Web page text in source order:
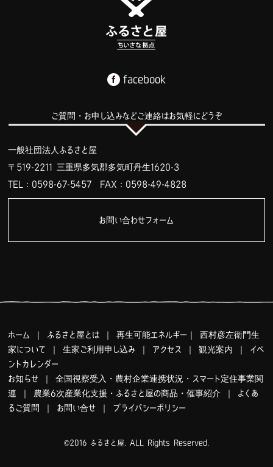
facebook
ご質問・お申し込みなどご連絡はお気軽にどうぞ
一般社団法人ふるさと屋
〒519-2211 三重県多気郡多気町丹生1620-3
TEL：0598-67-5457 FAX：0598-49-4828
お問い合わせフォーム
ホーム ふるさと屋とは ｜再生可能エネルギー ｜西村彦左衛門生
家について
｜生家ご利用申し込み アクセス ｜観光案内
イベ
ントカレンダー
お知らせ ｜全国視察受入・農村企業連携状況・スマート定住事業関
連
農業6次産業化支援・ふるさと屋の商品・催事紹介
よくあ
るご質問
お問い合せ プライバシーポリシー
©2016 ふるさと屋. ALL Rights Reserved.